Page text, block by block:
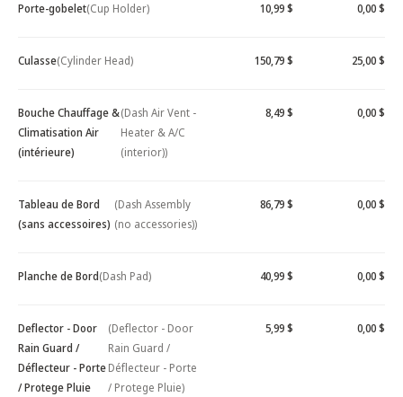
Porte-gobelet(Cup Holder) 10,99 $ 0,00 $
Culasse(Cylinder Head) 150,79 $ 25,00 $
Bouche Chauffage &
Climatisation Air
(intérieure)
(Dash Air Vent -
Heater & A/C
(interior))
8,49 $ 0,00 $
Tableau de Bord
(sans accessoires)
(Dash Assembly
(no accessories))
86,79 $ 0,00 $
Planche de Bord(Dash Pad) 40,99 $ 0,00 $
Deflector - Door
Rain Guard /
Déflecteur - Porte
/ Protege Pluie
(Deflector - Door
Rain Guard /
Déflecteur - Porte
/ Protege Pluie)
5,99 $ 0,00 $